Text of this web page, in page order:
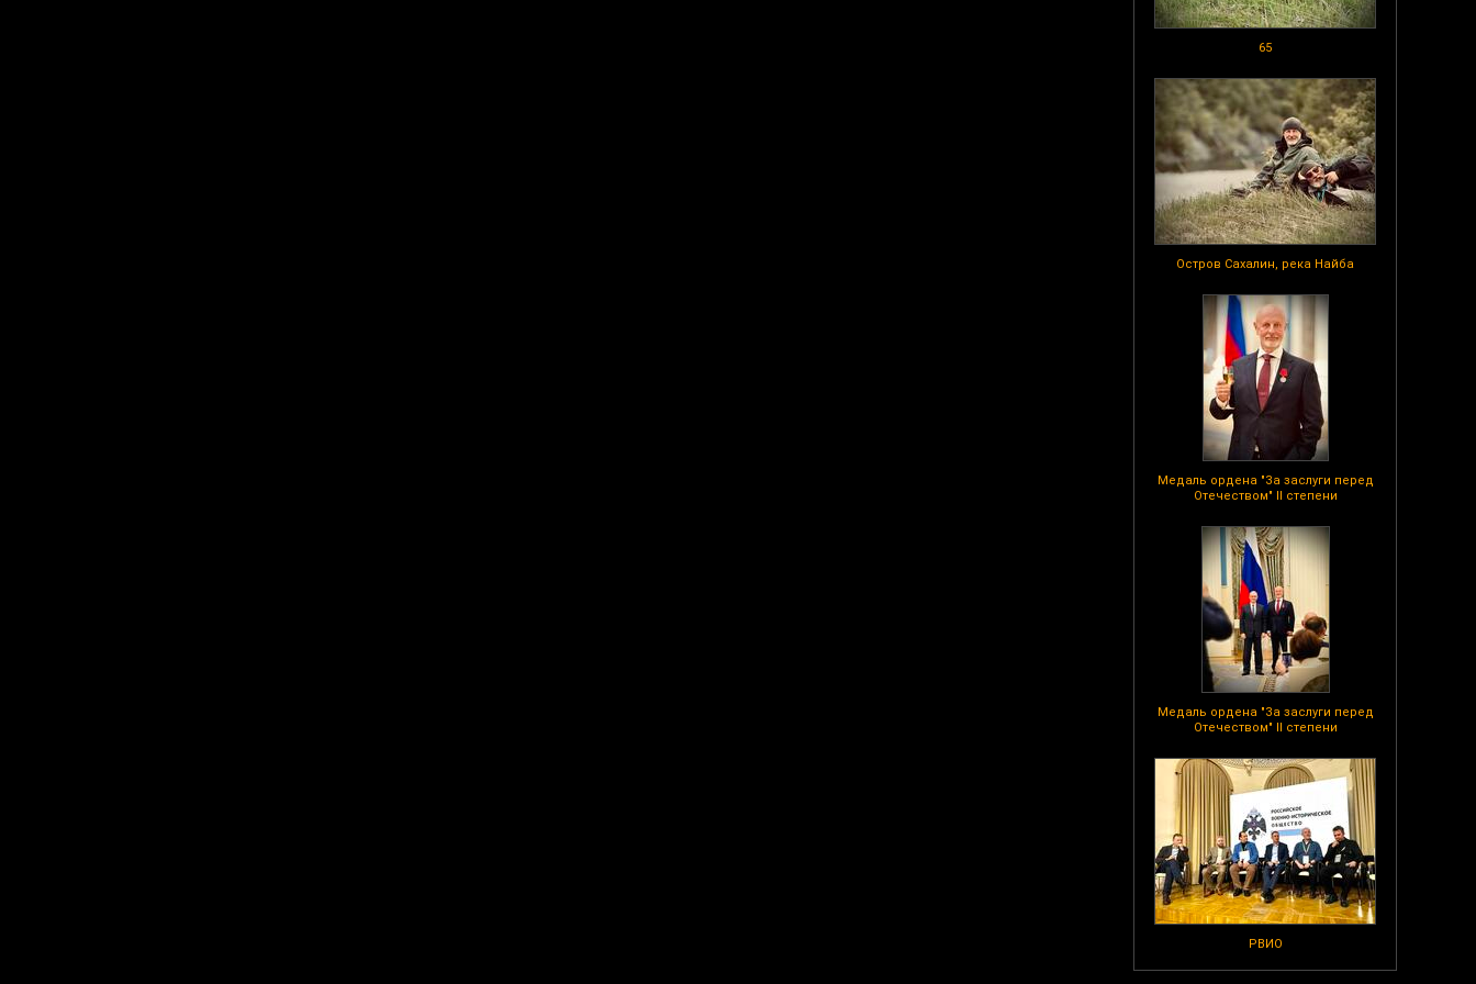
65
Остров Сахалин, река Найба
Медаль ордена "За заслуги перед
Отечеством" II степени
Медаль ордена "За заслуги перед
Отечеством" II степени
РВИО